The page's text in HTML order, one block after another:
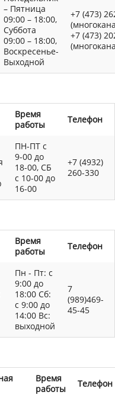
– Пятница
09:00 – 18:00,
Суббота
09:00 – 18:00,
Воскресенье-
Выходной
+7 (473)
+7 (473)
Время
работы
Телефон
ПН-ПТ с
9-00 до
18-00, СБ
с 10-00 до
16-00
+7 (4932)
260-330
Время
работы
Телефон
Пн - Пт: с
9:00 до
18:00 Сб:
с 9:00 до
14:00 Вс:
выходной
7
(989)469-
45-45
Время
работы
Телефон